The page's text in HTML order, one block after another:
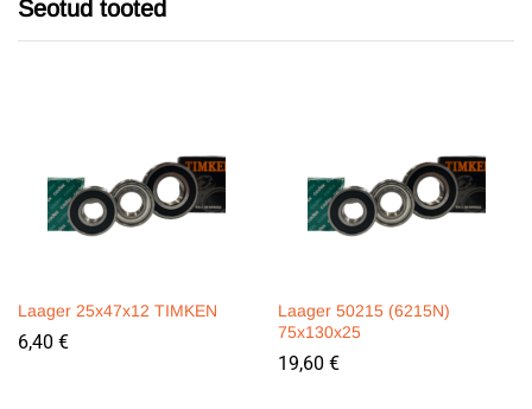
Seotud tooted
Laager 25x47x12 TIMKEN
6,40 €
Laager 50215 (6215N)
75x130x25
19,60 €